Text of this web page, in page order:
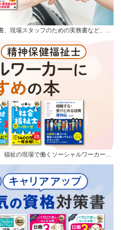
、現場スタッフのための実務書など、…
福祉の現場で働くソーシャルワーカー…